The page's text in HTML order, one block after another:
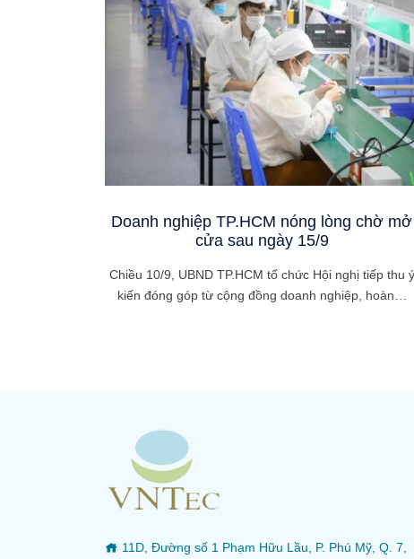
Doanh nghiệp TP.HCM nóng lòng chờ mở
cửa sau ngày 15/9
Chiều 10/9, UBND TP.HCM tổ chức Hội nghị tiếp thu ý
kiến đóng góp từ cộng đồng doanh nghiệp, hoàn…
11D, Đường số 1 Phạm Hữu Lầu, P. Phú Mỹ, Q. 7,